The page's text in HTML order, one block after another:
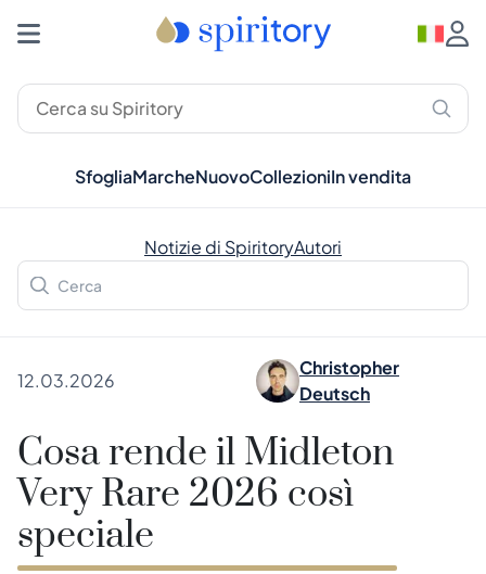
SfogliaMarcheNuovoCollezioniIn vendita
Notizie di SpiritoryAutori
12.03.2026
Christopher
Deutsch
Cosa rende il Midleton
Very Rare 2026 così
speciale